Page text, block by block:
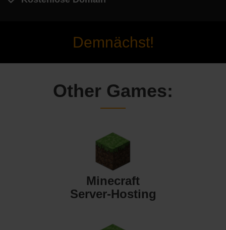
Demnächst!
Other Games:
Minecraft
Server-Hosting